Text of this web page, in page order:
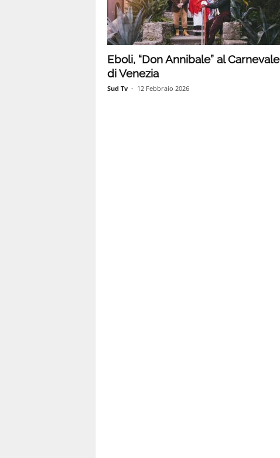
|
Eboli, “Don Annibale” al Carnevale
di Venezia
Sud Tv - 12 Febbraio 2026